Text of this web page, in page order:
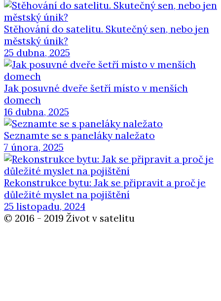
Stěhování do satelitu. Skutečný sen, nebo jen
městský únik?
25 dubna, 2025
Jak posuvné dveře šetří místo v menších
domech
16 dubna, 2025
Seznamte se s paneláky naležato
7 února, 2025
Rekonstrukce bytu: Jak se připravit a proč je
důležité myslet na pojištění
25 listopadu, 2024
© 2016 - 2019 Život v satelitu